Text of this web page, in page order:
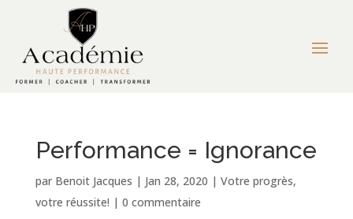
Performance = Ignorance
par Benoit Jacques | Jan 28, 2020 | Votre progrès,
votre réussite! | 0 commentaire